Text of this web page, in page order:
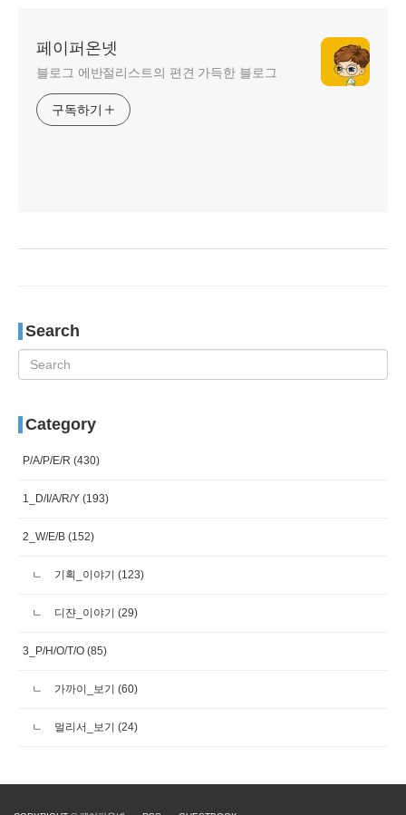
페이퍼온넷
블로그 에반절리스트의 편견 가득한 블로그
구독하기
Search
Category
P/A/P/E/R (430)
1_D/I/A/R/Y (193)
2_W/E/B (152)
기획_이야기 (123)
디쟌_이야기 (29)
3_P/H/O/T/O (85)
가까이_보기 (60)
멀리서_보기 (24)